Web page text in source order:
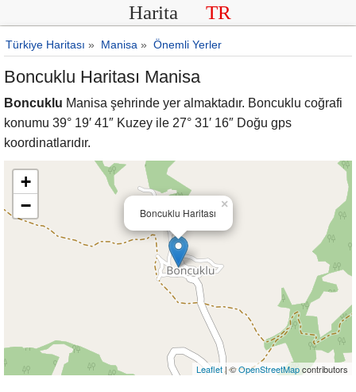
Harita TR
Türkiye Haritası » Manisa » Önemli Yerler
Boncuklu Haritası Manisa
Boncuklu Manisa şehrinde yer almaktadır. Boncuklu coğrafi
konumu 39° 19′ 41″ Kuzey ile 27° 31′ 16″ Doğu gps
koordinatlarıdır.
Boncuklu Haritası
×
+
−
Leaflet| ©OpenStreetMapcontributors